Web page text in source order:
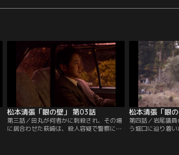
松本清張「眼の壁」 第03話
第三話／田丸が何者かに刺殺され、その場
に居合わせた萩崎は、殺人容疑で警察に追
松本清張「眼
第四話／岩尾議
う堀口に辿り着